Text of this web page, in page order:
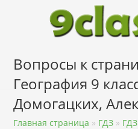
содержимому
Вопросы к
География 9
Домогацких,
Главная страница » ГДЗ »